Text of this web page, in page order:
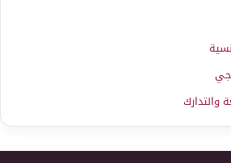
والتدارك